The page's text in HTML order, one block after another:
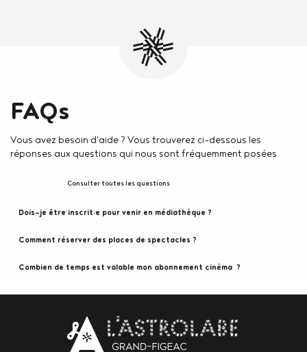
FAQs
Vous avez besoin d'aide ? Vous trouverez ci-dessous les
réponses aux questions qui nous sont fréquemment posées
Consulter toutes les questions
Dois-je être inscrit·e pour venir en médiathèque ?
Comment réserver des places de spectacles ?
Combien de temps est valable mon abonnement cinéma  ?